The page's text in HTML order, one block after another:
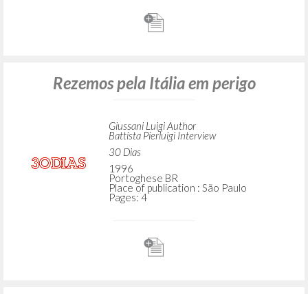
Rezemos pela Itália em perigo
Giussani Luigi Author
Battista Pierluigi Interview
30 Dias
1996
Portoghese BR
Place of publication : São Paulo
Pages: 4